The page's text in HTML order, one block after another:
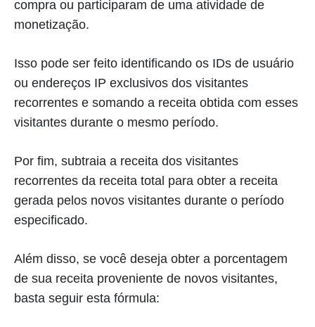
compra ou participaram de uma atividade de
monetização.
Isso pode ser feito identificando os IDs de usuário
ou endereços IP exclusivos dos visitantes
recorrentes e somando a receita obtida com esses
visitantes durante o mesmo período.
Por fim, subtraia a receita dos visitantes
recorrentes da receita total para obter a receita
gerada pelos novos visitantes durante o período
especificado.
Além disso, se você deseja obter a porcentagem
de sua receita proveniente de novos visitantes,
basta seguir esta fórmula: